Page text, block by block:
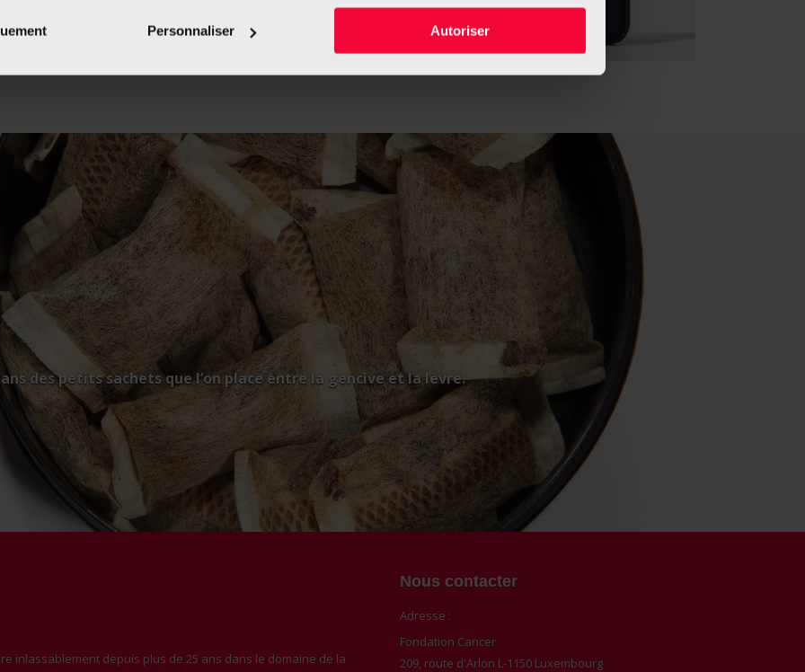
Personnaliser Autoriser
des petits sachets que l’on place entre la gencive et la lèvre.
inlassablement depuis plus de 25 ans dans le domaine de la
Nous contacter
Adresse :
Fondation Cancer
209, route d'Arlon L-1150 Luxembourg